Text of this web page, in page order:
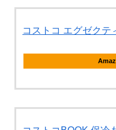
コストコ エグゼクテ